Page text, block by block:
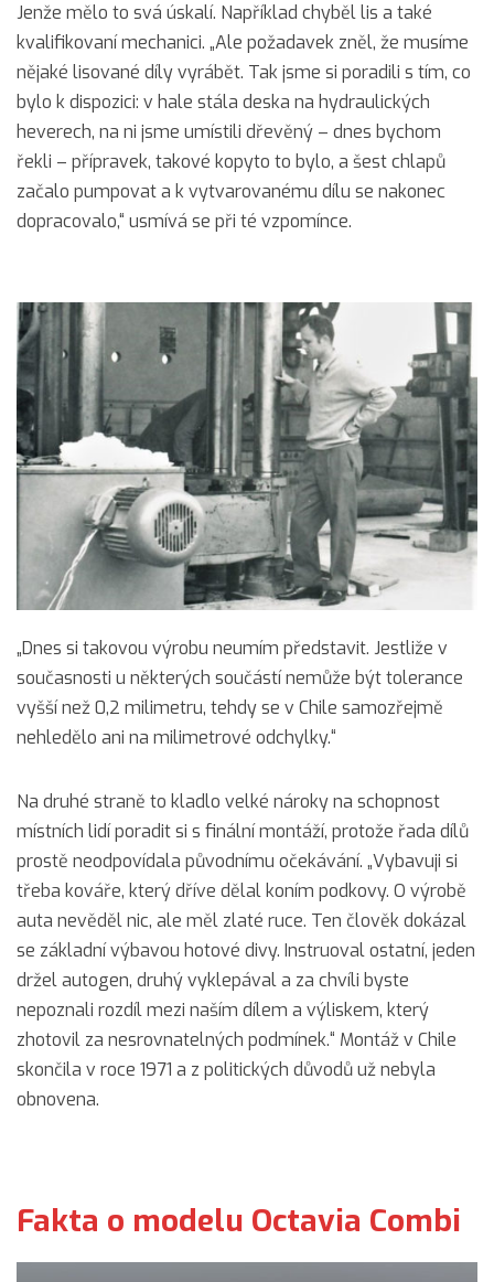
Jenže mělo to svá úskalí. Například chyběl lis a také
kvalifikovaní mechanici. „Ale požadavek zněl, že musíme
nějaké lisované díly vyrábět. Tak jsme si poradili s tím, co
bylo k dispozici: v hale stála deska na hydraulických
heverech, na ni jsme umístili dřevěný – dnes bychom
řekli – přípravek, takové kopyto to bylo, a šest chlapů
začalo pumpovat a k vytvarovanému dílu se nakonec
dopracovalo,“ usmívá se při té vzpomínce.
„Dnes si takovou výrobu neumím představit. Jestliže v
současnosti u některých součástí nemůže být tolerance
vyšší než 0,2 milimetru, tehdy se v Chile samozřejmě
nehledělo ani na milimetrové odchylky.“
Na druhé straně to kladlo velké nároky na schopnost
místních lidí poradit si s finální montáží, protože řada dílů
prostě neodpovídala původnímu očekávání. „Vybavuji si
třeba kováře, který dříve dělal koním podkovy. O výrobě
auta nevěděl nic, ale měl zlaté ruce. Ten člověk dokázal
se základní výbavou hotové divy. Instruoval ostatní, jeden
držel autogen, druhý vyklepával a za chvíli byste
nepoznali rozdíl mezi naším dílem a výliskem, který
zhotovil za nesrovnatelných podmínek.“ Montáž v Chile
skončila v roce 1971 a z politických důvodů už nebyla
obnovena.
Fakta o modelu Octavia Combi